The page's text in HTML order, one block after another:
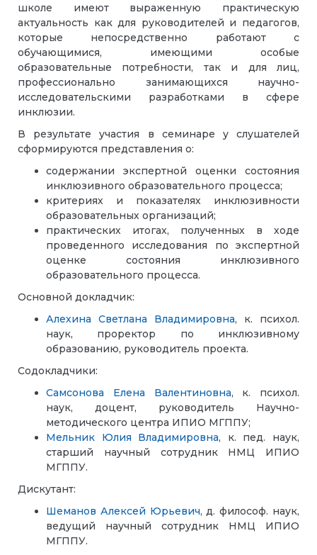
школе имеют выраженную практическую
актуальность как для руководителей и педагогов,
которые непосредственно работают с
обучающимися, имеющими особые
образовательные потребности, так и для лиц,
профессионально занимающихся научно-
исследовательскими разработками в сфере
инклюзии.
В результате участия в семинаре у слушателей
сформируются представления о:
содержании экспертной оценки состояния
инклюзивного образовательного процесса;
критериях и показателях инклюзивности
образовательных организаций;
практических итогах, полученных в ходе
проведенного исследования по экспертной
оценке состояния инклюзивного
образовательного процесса.
Основной докладчик:
Алехина Светлана Владимировна, к. психол.
наук, проректор по инклюзивному
образованию, руководитель проекта.
Содокладчики:
Самсонова Елена Валентиновна, к. психол.
наук, доцент, руководитель Научно-
методического центра ИПИО МГППУ;
Мельник Юлия Владимировна, к. пед. наук,
старший научный сотрудник НМЦ ИПИО
МГППУ.
Дискутант:
Шеманов Алексей Юрьевич, д. философ. наук,
ведущий научный сотрудник НМЦ ИПИО
МГППУ.